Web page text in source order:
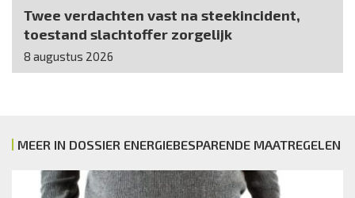
Twee verdachten vast na steekincident,
toestand slachtoffer zorgelijk
8 augustus 2026
MEER IN DOSSIER ENERGIEBESPARENDE MAATREGELEN